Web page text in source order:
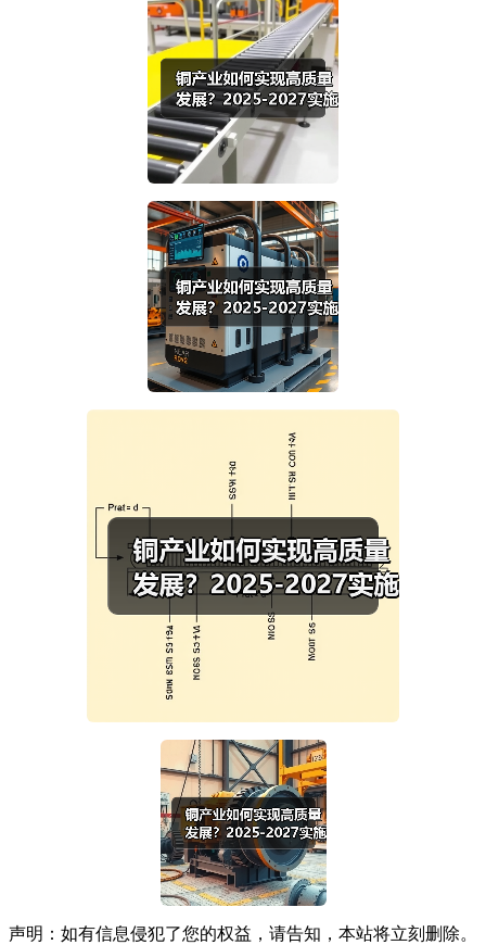
声明：如有信息侵犯了您的权益，请告知，本站将立刻删除。